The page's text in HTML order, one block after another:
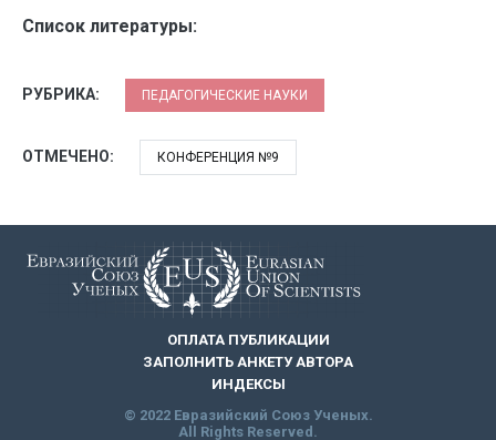
Список литературы:
РУБРИКА: ПЕДАГОГИЧЕСКИЕ НАУКИ
ОТМЕЧЕНО: КОНФЕРЕНЦИЯ №9
ОПЛАТА ПУБЛИКАЦИИ
ЗАПОЛНИТЬ АНКЕТУ АВТОРА
ИНДЕКСЫ
© 2022 Евразийский Союз Ученых.
All Rights Reserved.